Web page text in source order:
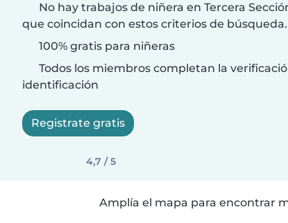
No hay trabajos de niñera en Tercera
que coincidan con estos criterios de búsqueda.
100% gratis para niñeras
Todos los miembros completan la
identificación
Registrate gratis
4,7 / 5
Amplía el mapa para encontrar